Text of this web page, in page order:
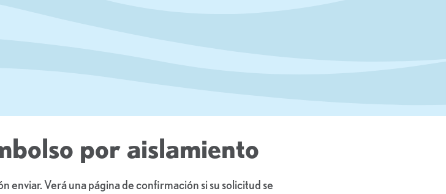
por aislamiento
enviar. Verá una página de confirmación si su solicitud se